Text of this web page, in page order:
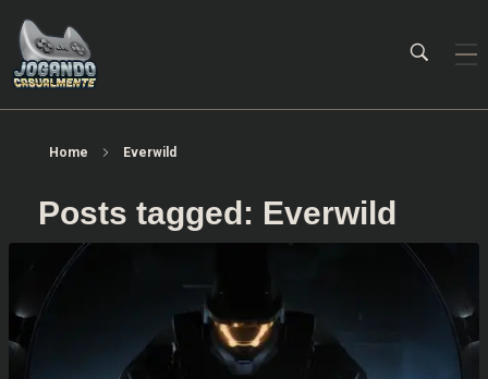
Home Everwild
Posts tagged: Everwild